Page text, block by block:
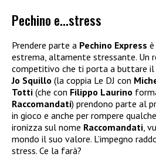
Pechino e…stress
Prendere parte a Pechino Express
estrema, altamente stressante. Un
competitivo che ti porta a buttare il
Jo Squillo (la coppia Le DJ con
Totti (che con Filippo Laurino
Raccomandati) prendono parte al
in gioco e anche per rompere
ironizza sul nome Raccomandati ,
mondo il suo valore. L’impegno
stress. Ce la farà?